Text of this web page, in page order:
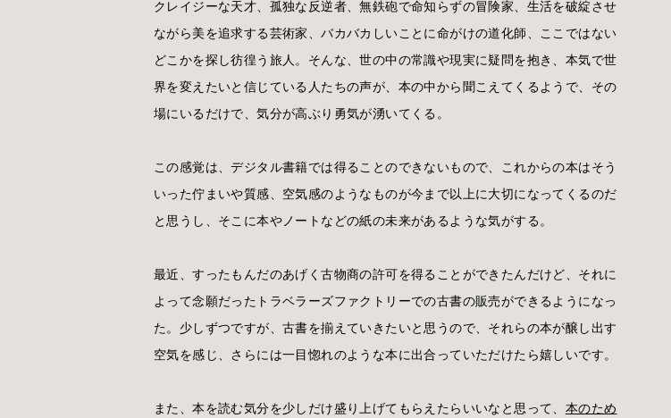
クレイジーな天才、孤独な反逆者、無鉄砲で命知らずの冒険家、生活を破綻させ
ながら美を追求する芸術家、バカバカしいことに命がけの道化師、ここではない
どこかを探し彷徨う旅人。そんな、世の中の常識や現実に疑問を抱き、本気で世
界を変えたいと信じている人たちの声が、本の中から聞こえてくるようで、その
場にいるだけで、気分が高ぶり勇気が湧いてくる。
この感覚は、デジタル書籍では得ることのできないもので、これからの本はそう
いった佇まいや質感、空気感のようなものが今まで以上に大切になってくるのだ
と思うし、そこに本やノートなどの紙の未来があるような気がする。
最近、すったもんだのあげく古物商の許可を得ることができたんだけど、それに
よって念願だったトラベラーズファクトリーでの古書の販売ができるようになっ
た。少しずつですが、古書を揃えていきたいと思うので、それらの本が醸し出す
空気を感じ、さらには一目惚れのような本に出合っていただけたら嬉しいです。
また、本を読む気分を少しだけ盛り上げてもらえたらいいなと思って、 本のため